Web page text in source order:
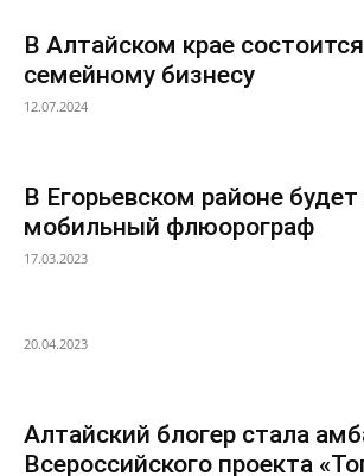
В Алтайском крае
семейному бизнесу
12.07.2024
В Егорьевском районе
мобильный флюорограф
17.03.2023
20.04.2023
Алтайский блогер стала
Всероссийского проекта